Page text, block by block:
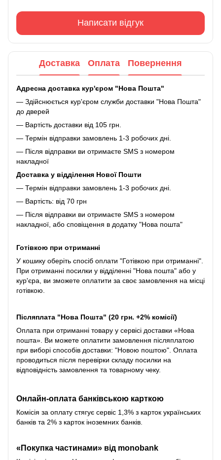
Написати відгук
Доставка Оплата Повернення
Адресна доставка кур'єром "Нова Пошта"
— Здійснюється кур'єром служби доставки "Нова Пошта"
до дверей
— Вартість доставки від 105 грн.
— Термін відправки замовлень 1-3 робочих дні.
— Після відправки ви отримаєте SMS з номером
накладної
Доставка у відділення Нової Пошти
— Термін відправки замовлень 1-3 робочих дні.
— Вартість: від 70 грн
— Після відправки ви отримаєте SMS з номером
накладної, або сповіщення в додатку "Нова пошта"
Готівкою при отриманні
У кошику оберіть спосіб оплати "Готівкою при отриманні".
При отриманні посилки у відділенні "Нова пошта" або у
кур'єра, ви зможете оплатити за своє замовлення на місці
готівкою.
Післяплата "Нова Пошта" (20 грн. +2% комісії)
Оплата при отриманні товару у сервісі доставки «Нова
пошта». Ви можете оплатити замовлення післяплатою
при виборі способів доставки: "Новою поштою". Оплата
проводиться після перевірки складу посилки на
відповідність замовлення та товарному чеку.
Онлайн-оплата банківською карткою
Комісія за оплату стягує сервіс 1,3% з карток українських
банків та 2% з карток іноземних банків.
«Покупка частинами» від monobank